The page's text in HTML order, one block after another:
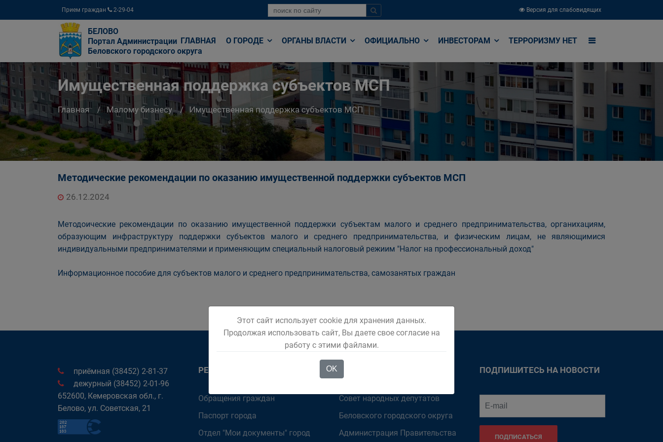
Прием граждан 2-29-04 Версия для слабовидящих
БЕЛОВО
Портал Администрации
Беловского городского округа
ГЛАВНАЯ О ГОРОДЕ ОРГАНЫ ВЛАСТИ ОФИЦИАЛЬНО ИНВЕСТОРАМ ТЕРРОРИЗМУ НЕТ
Имущественная поддержка субъектов МСП
Главная Малому бизнесу Имущественная поддержка субъектов МСП
Методические рекомендации по оказанию имущественной поддержки субъектов МСП
26.12.2024
Методоические рекомендации по оказанию имущественной поддержки субъектам малого и среднего предпринимательства, органихациям,
образующим инфраструктуру поддержки субъектов малого и среднего предпринимательства, и физическим лицам, не являющимися
индивидуальными предпринимателями и применяющим специальный налоговый режиим "Налог на профессиональный доход"
Информационное пособие для субъектов малого и среднего предпринимательства, самозанятых граждан
приёмная (38452) 2-81-37
дежурный (38452) 2-01-96
652600, Кемеровская обл., г.
Белово, ул. Советская, 21
РЕКОМЕНДУЕМ
Обращения граждан
Паспорт города
Отдел "Мои документы" город
Совет народных депутатов
Беловского городского округа
Администрация Правительства
ПОДПИШИТЕСЬ НА НОВОСТИ
ПОДПИСАТЬСЯ
Этот сайт использует cookie для хранения данных.
Продолжая использовать сайт, Вы даете свое согласие на
работу с этими файлами.
OK